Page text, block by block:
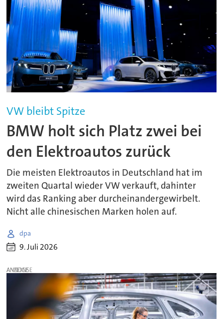
VW bleibt Spitze
BMW holt sich Platz zwei bei
den Elektroautos zurück
Die meisten Elektroautos in Deutschland hat im
zweiten Quartal wieder VW verkauft, dahinter
wird das Ranking aber durcheinandergewirbelt.
Nicht alle chinesischen Marken holen auf.
dpa
9. Juli 2026
ANZEIGE